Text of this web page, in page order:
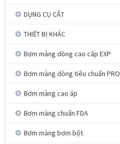
DỤNG CỤ CẮT
THIẾT BỊ KHÁC
Bơm màng dòng cao cấp EXP
Bơm màng dòng tiêu chuẩn PRO
Bơm màng cao áp
Bơm màng chuẩn FDA
Bơm màng bơm bột